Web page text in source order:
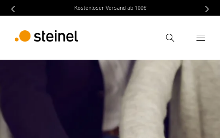
Kostenloser Versand ab 100€
Ricerca
Inserire il termine di ricerca